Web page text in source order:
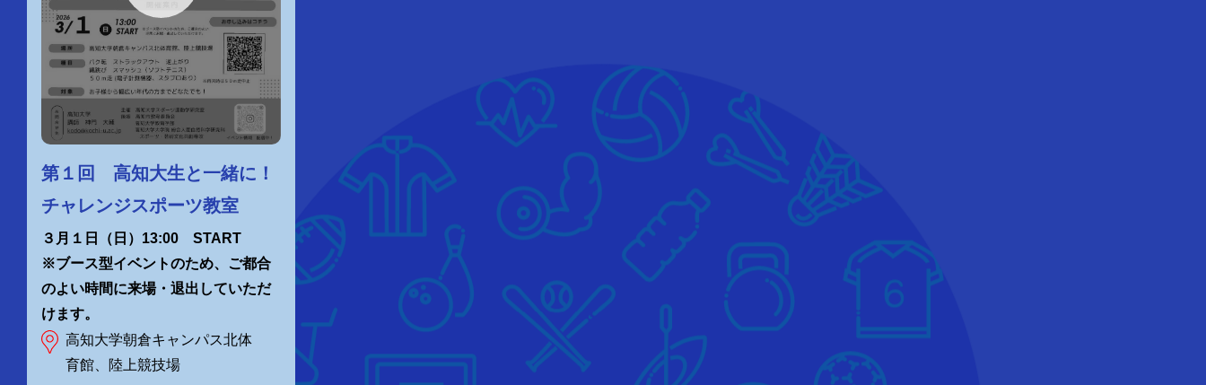
第１回 高知大生と一緒に！
チャレンジスポーツ教室
３月１日（日）13:00 START
※ブース型イベントのため、ご都合
のよい時間に来場・退出していただ
けます。
高知大学朝倉キャンパス北体
育館、陸上競技場